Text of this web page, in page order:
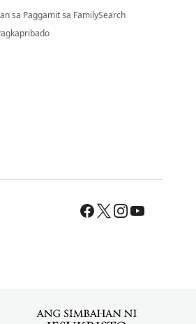
sa Paggamit sa FamilySearch